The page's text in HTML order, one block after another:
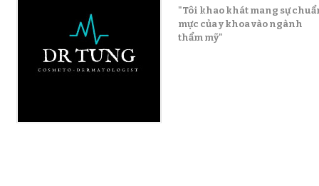
"Tôi khao khát mang sự
mực của y khoa vào ngành
thẩm mỹ"